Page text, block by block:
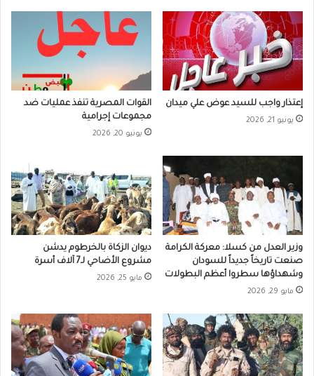
إعتذار واجب للسيد عوض علي ميدان
يونيو 21, 2026
القوات المصرية تنفذ عمليات ضد
مجموعات إجرامية
يونيو 20, 2026
وزير العدل من كسلا: معركة الكرامة
صنعت تاريخاً جديداً للسودان
وشهداؤها سطروا أعظم البطولات
مايو 29, 2026
ديوان الزكاة بالخرطوم يدشن
مشروع الأضاحي لـ7 آلاف أسرة
مايو 25, 2026